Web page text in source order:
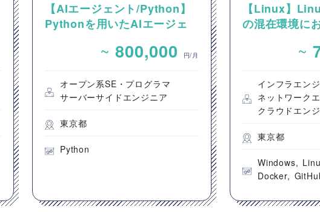
【AIエージェント/Python】
Pythonを用いたAIエージェ
~ 800,000 円/月
オープン系SE・プログラマ
サーバーサイドエンジニア
東京都
Python
【Linux】
の混在環境に
~
インフラエン
ネットワーク
クラウドエン
東京都
Windows
Docker